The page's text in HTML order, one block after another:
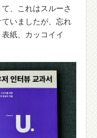
、これはスルーさ
いましたが、忘れ
紙、カッコイイ